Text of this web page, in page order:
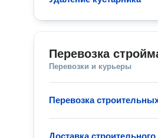
Перевозка
Перевозки и курьеры
Перевозка
Доставка строительного